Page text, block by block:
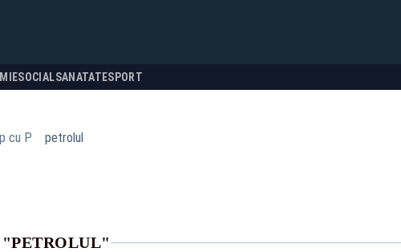
SOCIALSANATATESPORT
cu P petrolul